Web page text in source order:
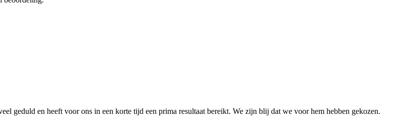
geduld en heeft voor ons in een korte tijd een prima resultaat bereikt. We zijn blij dat we voor hem hebben gekozen.